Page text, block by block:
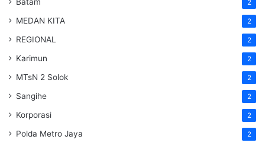
Batam 2
MEDAN KITA 2
REGIONAL 2
Karimun 2
MTsN 2 Solok 2
Sangihe 2
Korporasi 2
Polda Metro Jaya 2